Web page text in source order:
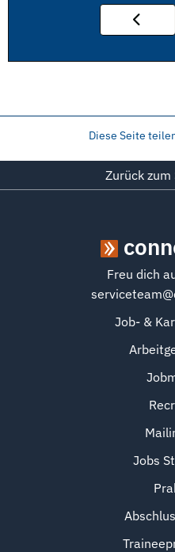
Diese Seite
Zurück
Freu dich
Job- &
Jobs